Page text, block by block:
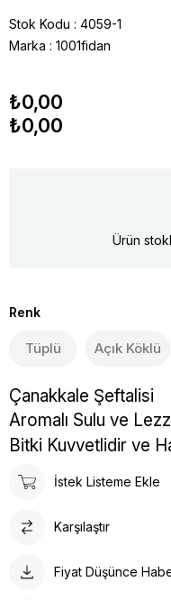
Stok Kodu
4059-1
Marka : 1001fidan
₺0,00
₺0,00
Ürün
Renk
Tüplü Açık Köklü
Çanakkale Şeftalisi
Aromalı Sulu ve
Bitki Kuvvetlidir ve
İstek Listeme Ekle
Karşılaştır
Fiyat Düşünce